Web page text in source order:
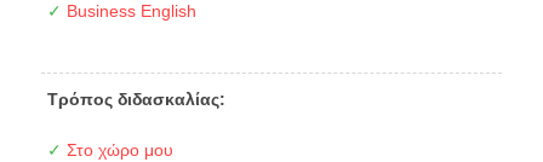
✓ Business English
Τρόπος διδασκαλίας:
✓ Στο χώρο μου